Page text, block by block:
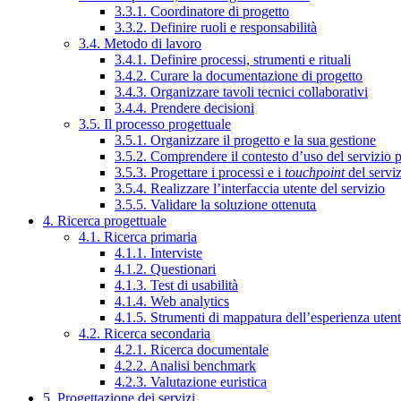
3.3.1. Coordinatore di progetto
3.3.2. Definire ruoli e responsabilità
3.4. Metodo di lavoro
3.4.1. Definire processi, strumenti e rituali
3.4.2. Curare la documentazione di progetto
3.4.3. Organizzare tavoli tecnici collaborativi
3.4.4. Prendere decisioni
3.5. Il processo progettuale
3.5.1. Organizzare il progetto e la sua gestione
3.5.2. Comprendere il contesto d’uso del servizio
3.5.3. Progettare i processi e i touchpointdel
3.5.4. Realizzare l’interfaccia utente del servizio
3.5.5. Validare la soluzione ottenuta
4. Ricerca progettuale
4.1. Ricerca primaria
4.1.1. Interviste
4.1.2. Questionari
4.1.3. Test di usabilità
4.1.4. Web analytics
4.1.5. Strumenti di mappatura dell’esperienza
4.2. Ricerca secondaria
4.2.1. Ricerca documentale
4.2.2. Analisi benchmark
4.2.3. Valutazione euristica
5. Progettazione dei servizi